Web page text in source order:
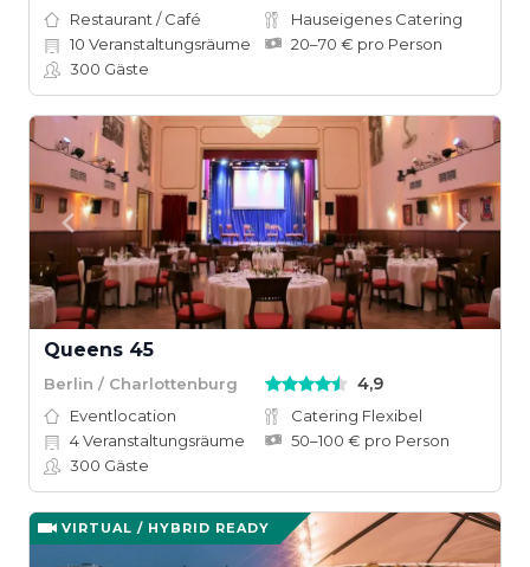
Restaurant / Café
Hauseigenes Catering
10 Veranstaltungsräume
20–70 € pro Person
300 Gäste
Queens 45
Berlin / Charlottenburg 4,9
Eventlocation
Catering Flexibel
4Veranstaltungsräume
50–100 € pro Person
300 Gäste
VIRTUAL / HYBRID READY